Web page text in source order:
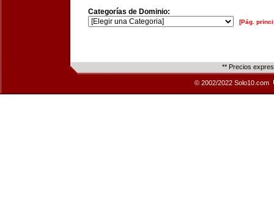
Categorías de Dominio:
[Pág.
** Precios
© 2002/2022 Solo10.com